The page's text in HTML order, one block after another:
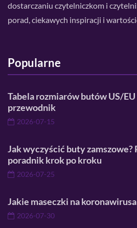
dostarczaniu czytelniczkom i
porad, ciekawych inspiracji i
Popularne
Tabela rozmiarów butów US/
przewodnik
2026-07-15
Jak wyczyścić buty
poradnik krok po kroku
2026-07-25
Jakie maseczki na koronawirusa
2026-07-30